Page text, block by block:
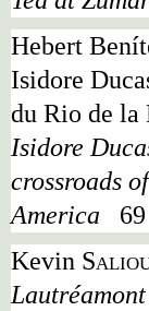
Hebert
Isidore
du Rio de la
Isidore
crossroads
America
69
Kevin